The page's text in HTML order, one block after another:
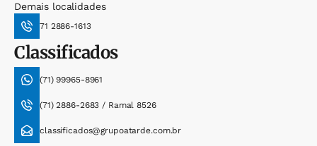
Demais localidades
71 2886-1613
Classificados
(71) 99965-8961
(71) 2886-2683 / Ramal 8526
classificados@grupoatarde.com.br